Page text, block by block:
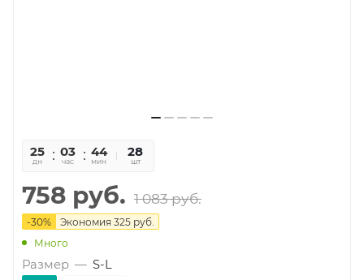
25
дн
03
час
44
мин
27
сек
28
шт
758 руб. 1 083руб.
-30% Экономия 325 руб.
Много
Размер — S-L